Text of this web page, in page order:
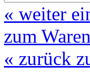
« weiter
zum
« zurück